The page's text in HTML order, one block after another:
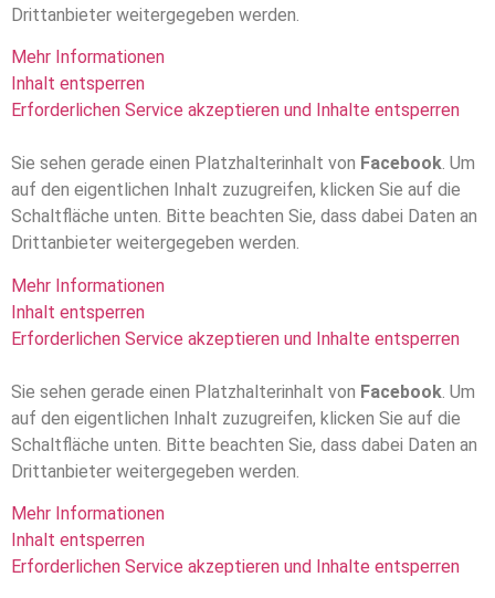
Drittanbieter weitergegeben werden.
Mehr Informationen
Inhalt entsperren
Erforderlichen Service akzeptieren und Inhalte entsperren
Sie sehen gerade einen Platzhalterinhalt von Facebook. Um
auf den eigentlichen Inhalt zuzugreifen, klicken Sie auf die
Schaltfläche unten. Bitte beachten Sie, dass dabei Daten an
Drittanbieter weitergegeben werden.
Mehr Informationen
Inhalt entsperren
Erforderlichen Service akzeptieren und Inhalte entsperren
Sie sehen gerade einen Platzhalterinhalt von Facebook . Um
auf den eigentlichen Inhalt zuzugreifen, klicken Sie auf die
Schaltfläche unten. Bitte beachten Sie, dass dabei Daten an
Drittanbieter weitergegeben werden.
Mehr Informationen
Inhalt entsperren
Erforderlichen Service akzeptieren und Inhalte entsperren